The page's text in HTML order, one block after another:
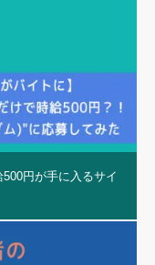
円が手に入るサイ